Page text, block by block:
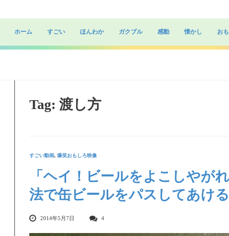
to
ホーム すごい ほんわか ガクブル 感動 懐かし お
Tag: 渡し方
すごい動画, 爆笑おもしろ映像
「ヘイ！ビールをよこしやが
法で缶ビールをパスしてあけ
2014年5月7日 4